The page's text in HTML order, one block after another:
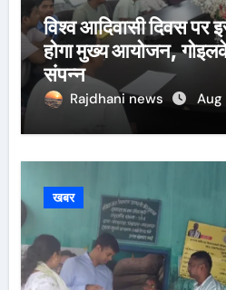
विश्व आदिवासी दिवस पर
होगा मुख्य आयोजन,
संपन्न
Rajdhani news Aug
खबर